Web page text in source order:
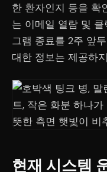
한 환자인지 등을 확
는 이메일 열람 및
그램 종료를 2주 앞
대한 정보는 제공하
현재 시스템